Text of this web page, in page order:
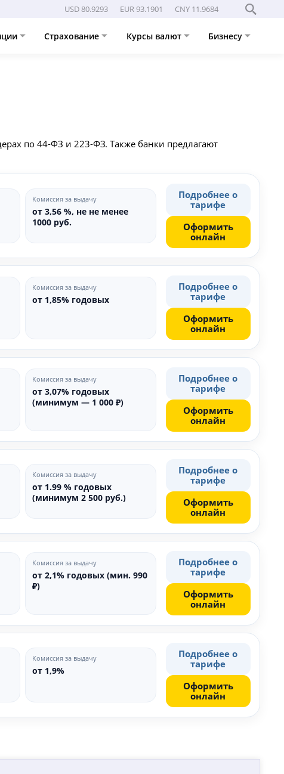
USD 80.9293 EUR 93.1901 CNY 11.9684
Страхование Курсы валют Бизнесу
по 44-ФЗ и 223-ФЗ. Также банки предлагают
Комиссия за выдачу
от 3,56 %, не не менее
1000 руб.
Подробнее о
тарифе
Оформить
онлайн
Комиссия за выдачу
от 1,85% годовых
Подробнее о
тарифе
Оформить
онлайн
Комиссия за выдачу
от 3,07% годовых
(минимум — 1 000 ₽)
Подробнее о
тарифе
Оформить
онлайн
Комиссия за выдачу
от 1.99 % годовых
(минимум 2 500 руб.)
Подробнее о
тарифе
Оформить
онлайн
Комиссия за выдачу
от 2,1% годовых (мин. 990
₽)
Подробнее о
тарифе
Оформить
онлайн
Комиссия за выдачу
от 1,9%
Подробнее о
тарифе
Оформить
онлайн